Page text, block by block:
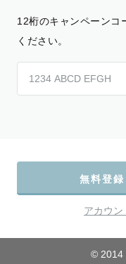
12桁のキャンペーンコ
ください。
無料登
アカウン
© 2014